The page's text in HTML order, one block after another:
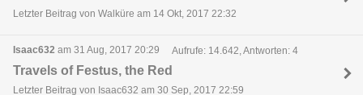
Letzter Beitrag von Walküre am 14 Okt, 2017 22:32
Isaac632 am 31 Aug, 2017 20:29 Aufrufe: 14.642, Antworten: 4
Travels of Festus, the Red
Letzter Beitrag von Isaac632 am 30 Sep, 2017 22:59